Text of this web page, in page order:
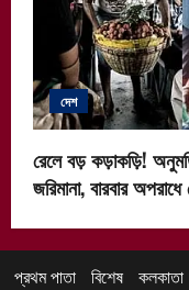
দেশ
রেলে বড় কড়াকড়ি!
জরিমানা, বারবার
প্রথম পাতা বিশেষ কলকাতা